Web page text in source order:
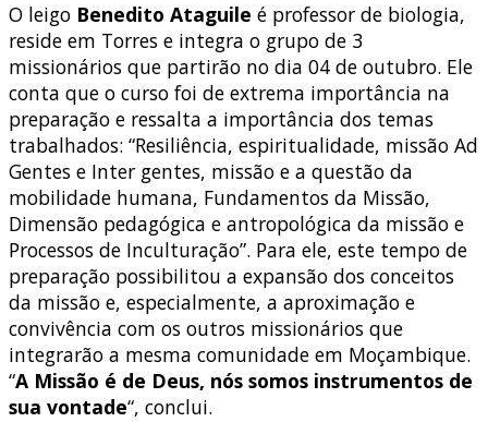
O leigo Benedito Ataguile é professor de biologia,
reside em Torres e integra o grupo de 3
missionários que partirão no dia 04 de outubro. Ele
conta que o curso foi de extrema importância na
preparação e ressalta a importância dos temas
trabalhados: “Resiliência, espiritualidade, missão Ad
Gentes e Inter gentes, missão e a questão da
mobilidade humana, Fundamentos da Missão,
Dimensão pedagógica e antropológica da missão e
Processos de Inculturação”. Para ele, este tempo de
preparação possibilitou a expansão dos conceitos
da missão e, especialmente, a aproximação e
convivência com os outros missionários que
integrarão a mesma comunidade em Moçambique.
“A Missão é de Deus, nós somos instrumentos de
sua vontade“, conclui.